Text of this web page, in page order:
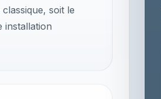
soit le
installation